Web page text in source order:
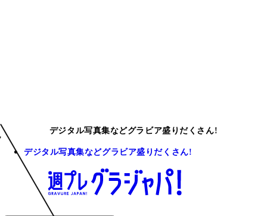
デジタル写真集などグラビア盛りだくさん!
デジタル写真集などグラビア盛りだくさん!